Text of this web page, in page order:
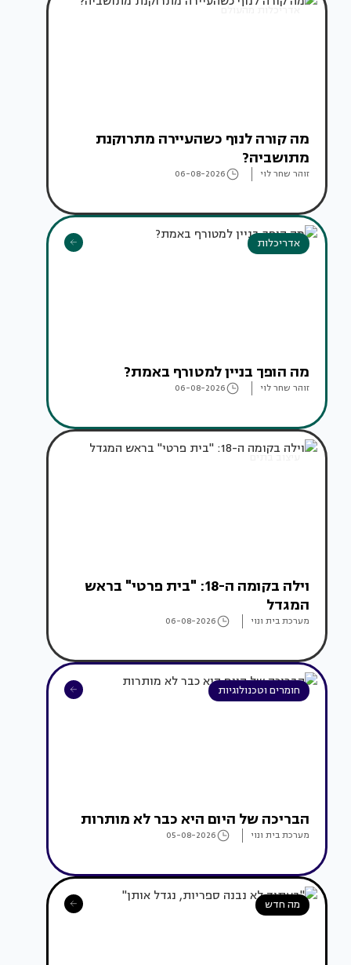
אדריכלות מהעולם
מה קורה לנוף כשהעיירה מתרוקנת
מתושביה?
זוהר שחר לוי 06-08-2026
אדריכלות
מה הופך בניין למטורף באמת?
זוהר שחר לוי 06-08-2026
עיצוב בתים
וילה בקומה ה-18: "בית פרטי" בראש
המגדל
מערכת בית ונוי 06-08-2026
חומרים וטכנולוגיות
הבריכה של היום היא כבר לא מותרות
מערכת בית ונוי 05-08-2026
מה חדש